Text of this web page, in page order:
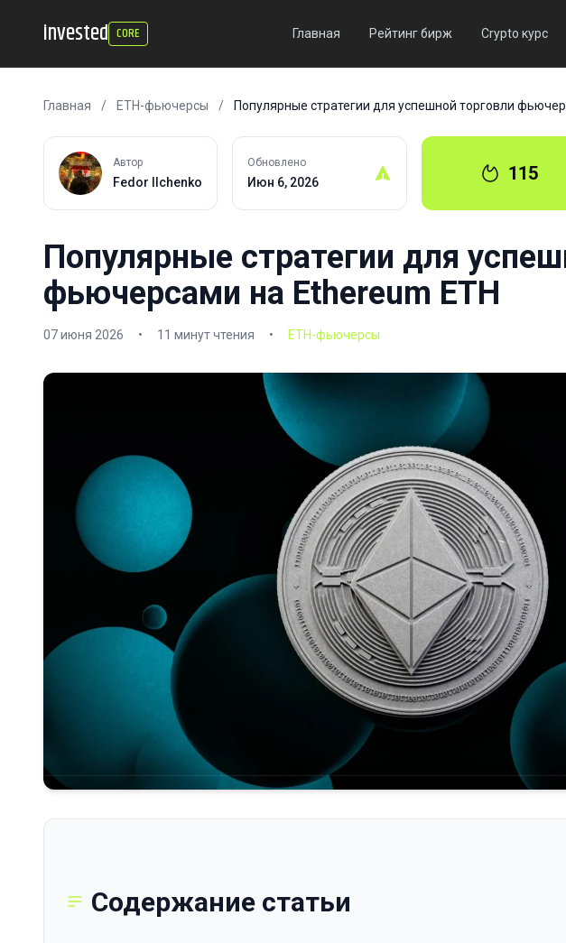
invested CORE Главная Рейтинг бирж Crypto курс
Главная / ETH-фьючерсы / Популярные стратегии для успешной торговли
Автор
Fedor Ilchenko
Обновлено
Июн 6, 2026 115
Популярные стратегии для
фьючерсами на Ethereum ETH
07 июня 2026 • 11 минут чтения • ETH-фьючерсы
Содержание статьи